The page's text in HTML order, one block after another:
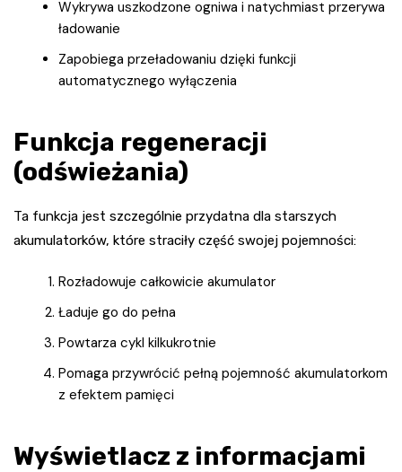
Wykrywa uszkodzone ogniwa i natychmiast przerywa
ładowanie
Zapobiega przeładowaniu dzięki funkcji
automatycznego wyłączenia
Funkcja regeneracji
(odświeżania)
Ta funkcja jest szczególnie przydatna dla starszych
akumulatorków, które straciły część swojej pojemności:
Rozładowuje całkowicie akumulator
Ładuje go do pełna
Powtarza cykl kilkukrotnie
Pomaga przywrócić pełną pojemność akumulatorkom
z efektem pamięci
Wyświetlacz z informacjami